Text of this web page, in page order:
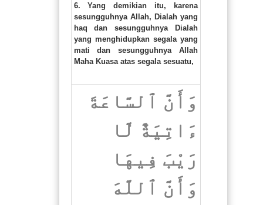
6. Yang demikian itu, karena
sesungguhnya Allah, Dialah yang
haq dan sesungguhnya Dialah
yang menghidupkan segala yang
mati dan sesungguhnya Allah
Maha Kuasa atas segala sesuatu,
وَأَنَّ ٱلسَّاعَةَ
ءَاتِيَةٌ لَّا
رَيْبَ فِيهَا
وَأَنَّ ٱللَّهَ